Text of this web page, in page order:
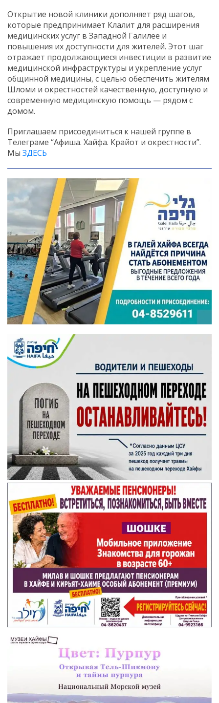
Открытие новой клиники дополняет ряд шагов,
которые предпринимает Клалит для расширения
медицинских услуг в Западной Галилее и
повышения их доступности для жителей. Этот шаг
отражает продолжающиеся инвестиции в развитие
медицинской инфраструктуры и укрепление услуг
общинной медицины, с целью обеспечить жителям
Шломи и окрестностей качественную, доступную и
современную медицинскую помощь — рядом с
домом.
Приглашаем присоединиться к нашей группе в
Телеграме “Афиша. Хайфа. Крайот и окрестности”.
Мы ЗДЕСЬ